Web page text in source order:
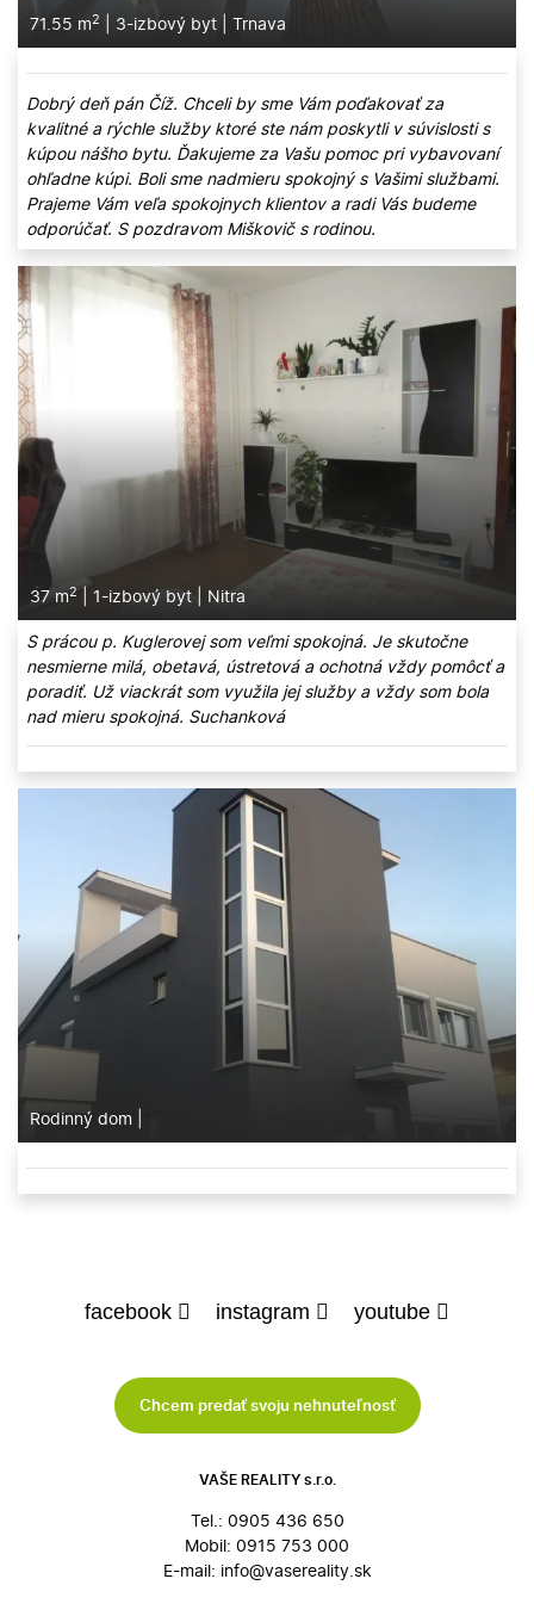
71.55 m2 3-izbový byt Trnava
Dobrý deň pán Číž. Chceli by sme Vám poďakovať za
kvalitné a rýchle služby ktoré ste nám poskytli v súvislosti s
kúpou nášho bytu. Ďakujeme za Vašu pomoc pri vybavovaní
ohľadne kúpi. Boli sme nadmieru spokojný s Vašimi službami.
Prajeme Vám veľa spokojnych klientov a radi Vás budeme
odporúčať. S pozdravom Miškovič s rodinou.
37 m2 1-izbový byt Nitra
S prácou p. Kuglerovej som veľmi spokojná. Je skutočne
nesmierne milá, obetavá, ústretová a ochotná vždy pomôcť a
poradiť. Už viackrát som využila jej služby a vždy som bola
nad mieru spokojná. Suchanková
Rodinný dom
facebook instagram youtube
Chcem predať svoju nehnuteľnosť
VAŠE REALITY s.r.o.
Tel.: 0905 436 650
Mobil: 0915 753 000
E-mail: info@vasereality.sk